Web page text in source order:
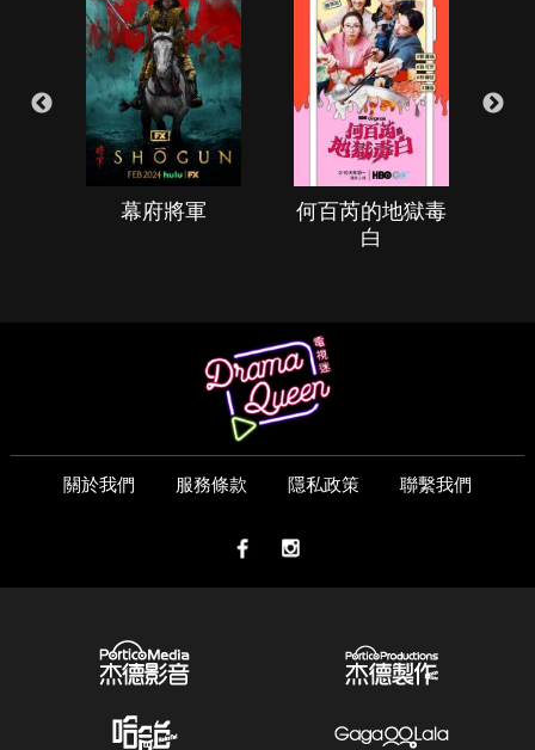
幕府將軍
何百芮的地獄毒
白
關於我們 服務條款 隱私政策 聯繫我們